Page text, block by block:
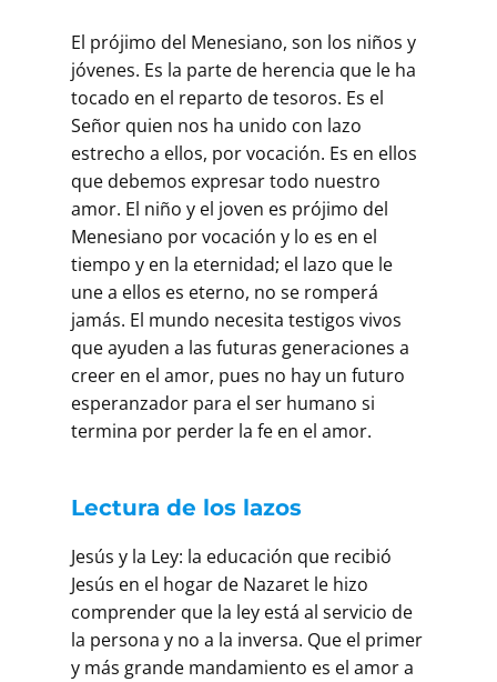
El prójimo del Menesiano, son los niños y
jóvenes. Es la parte de herencia que le ha
tocado en el reparto de tesoros. Es el
Señor quien nos ha unido con lazo
estrecho a ellos, por vocación. Es en ellos
que debemos expresar todo nuestro
amor. El niño y el joven es prójimo del
Menesiano por vocación y lo es en el
tiempo y en la eternidad; el lazo que le
une a ellos es eterno, no se romperá
jamás. El mundo necesita testigos vivos
que ayuden a las futuras generaciones a
creer en el amor, pues no hay un futuro
esperanzador para el ser humano si
termina por perder la fe en el amor.
Lectura de los lazos
Jesús y la Ley: la educación que recibió
Jesús en el hogar de Nazaret le hizo
comprender que la ley está al servicio de
la persona y no a la inversa. Que el primer
y más grande mandamiento es el amor a